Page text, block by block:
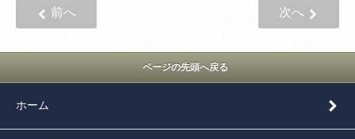
前へ 次へ
ページの先頭へ戻る
ホーム